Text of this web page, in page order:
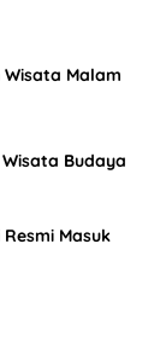
Malam
Budaya
Masuk